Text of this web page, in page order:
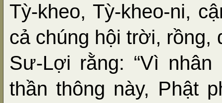
Tỳ-kheo, Tỳ-kheo-ni,
cả chúng hội trời, rồng,
Sư-Lợi rằng: “Vì
thần thông này, Phật